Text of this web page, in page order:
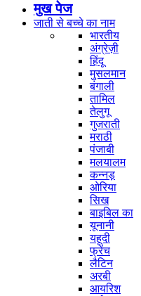
मुख पेज
जाती से बच्चे का नाम
भारतीय
अंग्रेज़ी
हिंदू
मुसलमान
बंगाली
तामिल
तेलुगू
गुजराती
मराठी
पंजाबी
मलयालम
कन्नड़
ओरिया
सिख
बाइबिल का
यूनानी
यहूदी
फ्रेंच
लैटिन
अरबी
आयरिश